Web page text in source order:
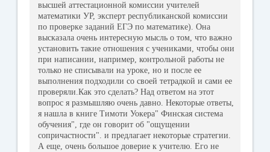
высшей аттестационной комиссии учителей
математики УР, эксперт республиканской комиссии
по проверке заданий ЕГЭ по математике). Она
высказала очень интересную мысль о том, что важно
установить такие отношения с учениками, чтобы они
при написании, например, контрольной работы не
только не списывали на уроке, но и после ее
выполнения подходили со своей тетрадкой и сами ее
проверяли.Как это сделать? Над ответом на этот
вопрос я размышляю очень давно. Некоторые ответы,
я нашла в книге Тимоти Уокера" Финская система
обучения", где он говорит об "ощущении
сопричастности". и предлагает некоторые стратегии.
А еще, очень большое доверие к учителю. Его не